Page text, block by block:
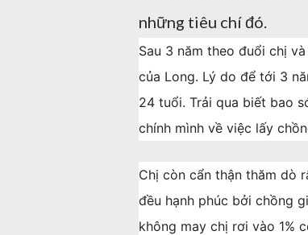
những tiêu chí đó.
Sau 3 năm theo đuổi chị
của Long. Lý do để tới 3
24 tuổi. Trải qua biết bao
chính mình về việc lấy
Chị còn cẩn thận thăm dò
đều hạnh phúc bởi chồng
không may chị rơi vào 1%